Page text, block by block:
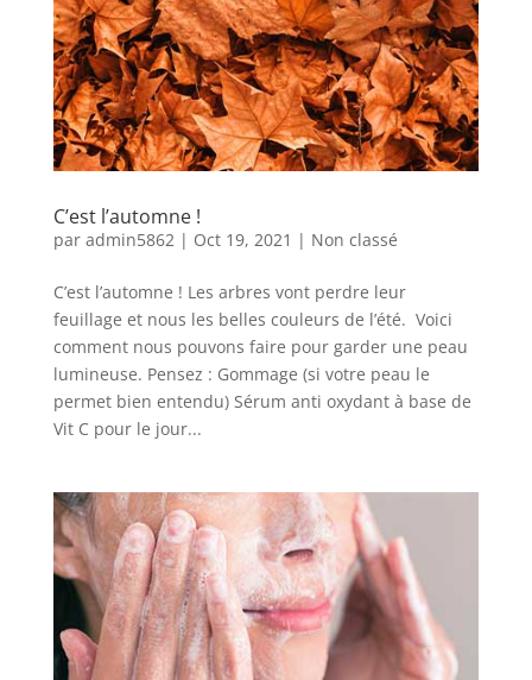
C’est l’automne !
par admin5862| Oct 19, 2021 | Non classé
C’est l’automne ! Les arbres vont perdre leur
feuillage et nous les belles couleurs de l’été. Voici
comment nous pouvons faire pour garder une peau
lumineuse. Pensez : Gommage (si votre peau le
permet bien entendu) Sérum anti oxydant à base de
Vit C pour le jour...